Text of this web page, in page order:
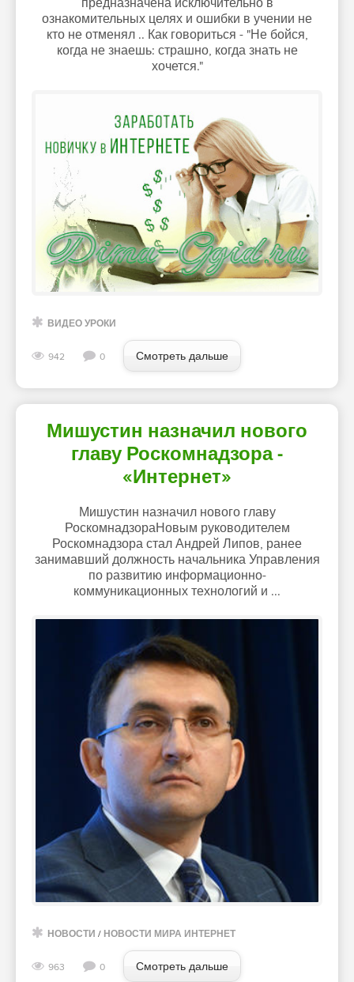
ознакомительных целях и ошибки в учении не
кто не отменял .. Как говориться - "Не бойся,
когда не знаешь: страшно, когда знать не
хочется."
ВИДЕО УРОКИ
942 0 Смотреть дальше
Мишустин назначил нового
главу Роскомнадзора -
«Интернет»
Мишустин назначил нового главу
РоскомнадзораНовым руководителем
Роскомнадзора стал Андрей Липов, ранее
занимавший должность начальника Управления
по развитию информационно-
коммуникационных технологий и ...
НОВОСТИ / НОВОСТИ МИРА ИНТЕРНЕТ
963 0 Смотреть дальше